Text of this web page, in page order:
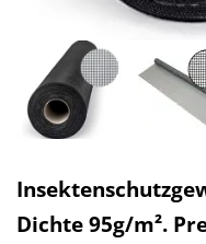
Dichte 95g/m².